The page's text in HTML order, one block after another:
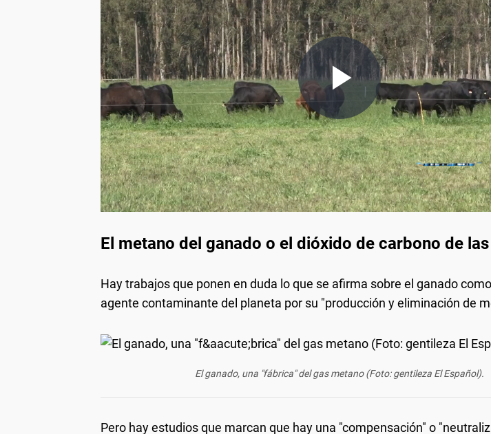
El metano del ganado o el dióxido de carbono de
Hay trabajos que ponen en duda lo que se afirma sobre el ganado
agente contaminante del planeta por su "producción y eliminación de
El ganado, una "fábrica" del gas metano (Foto: gentileza El Español).
Pero hay estudios que marcan que hay una "compensación" o